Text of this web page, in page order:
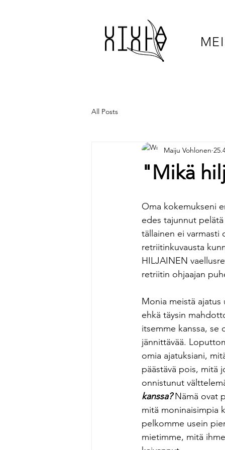
All Posts
"Mikä
Maiju Vohlonen
Oma kokemukseni
edes tajunnut
tällainen ei varmasti
retriitinkuvausta
HILJAINEN
retriitin ohjaajan
Monia meistä
ehkä täysin
itsemme kanssa, se
jännittävää.
omia ajatuksiani,
päästävä pois, mitä
onnistunut
kanssa? Nämä ovat
mitä moninaisimpia
pelkomme usein
mietimme, mitä